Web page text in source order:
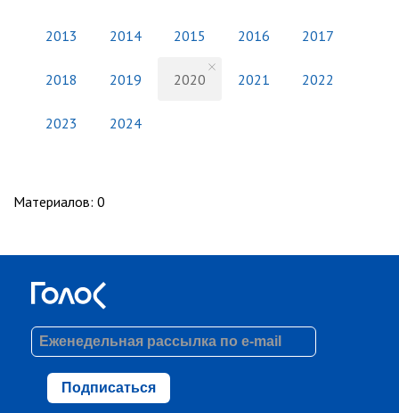
2013 2014 2015 2016 2017
2018 2019 2020 2021 2022
2023 2024
Материалов: 0
Подписаться